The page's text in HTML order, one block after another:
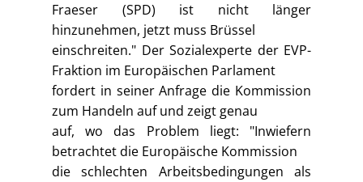
Fraeser (SPD) ist nicht länger
hinzunehmen, jetzt muss Brüssel
einschreiten." Der Sozialexperte der EVP-
Fraktion im Europäischen Parlament
fordert in seiner Anfrage die Kommission
zum Handeln auf und zeigt genau
auf, wo das Problem liegt: "Inwiefern
betrachtet die Europäische Kommission
die schlechten Arbeitsbedingungen als